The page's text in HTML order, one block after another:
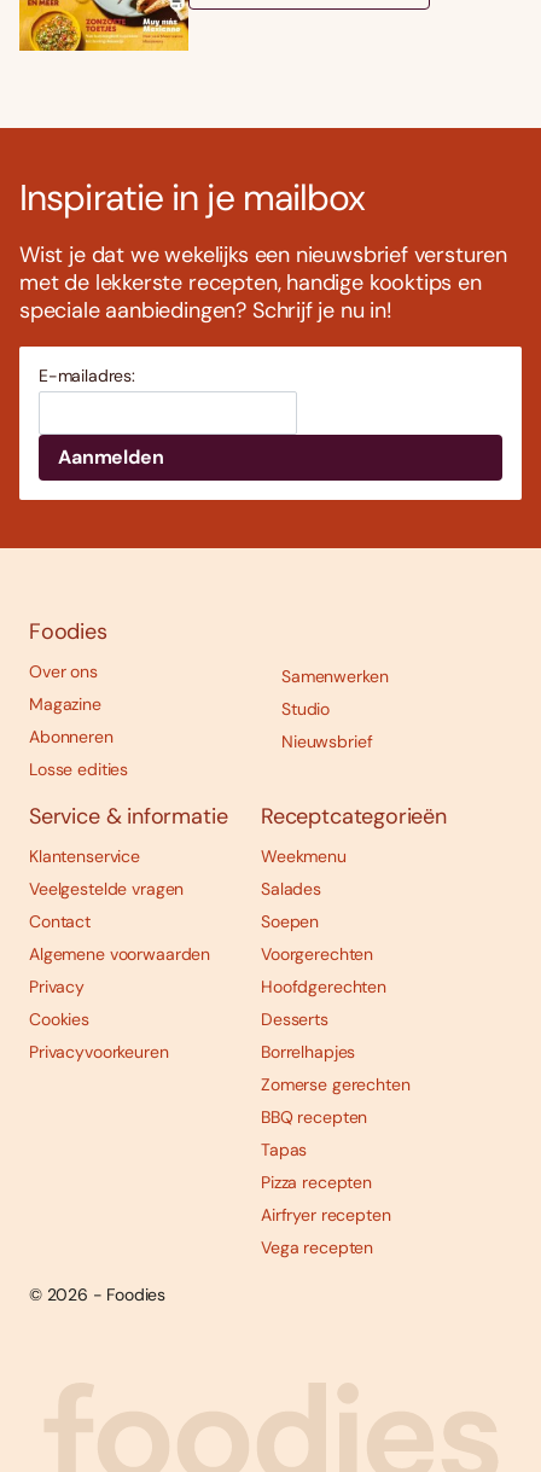
Abonneren
Bestellen
Inspiratie in je mailbox
Wist je dat we wekelijks een nieuwsbrief versturen
met de lekkerste recepten, handige kooktips en
speciale aanbiedingen? Schrijf je nu in!
E-mailadres:
Foodies
Over ons
Magazine
Abonneren
Losse edities
Samenwerken
Studio
Nieuwsbrief
Service & informatie
Klantenservice
Veelgestelde vragen
Contact
Algemene voorwaarden
Privacy
Cookies
Privacyvoorkeuren
Receptcategorieën
Weekmenu
Salades
Soepen
Voorgerechten
Hoofdgerechten
Desserts
Borrelhapjes
Zomerse gerechten
BBQ recepten
Tapas
Pizza recepten
Airfryer recepten
Vega recepten
© 2026 - Foodies